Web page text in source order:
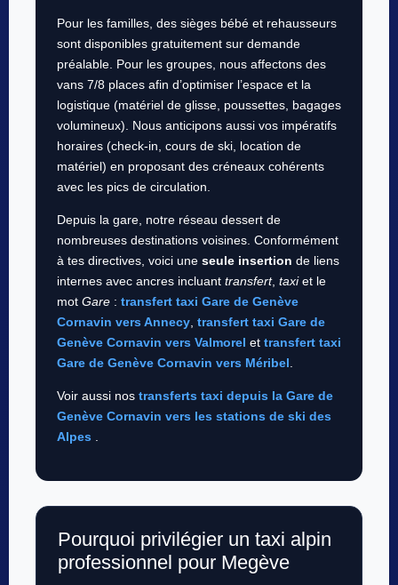
Pour les familles, des sièges bébé et rehausseurs
sont disponibles gratuitement sur demande
préalable. Pour les groupes, nous affectons des
vans 7/8 places afin d’optimiser l’espace et la
logistique (matériel de glisse, poussettes, bagages
volumineux). Nous anticipons aussi vos impératifs
horaires (check-in, cours de ski, location de
matériel) en proposant des créneaux cohérents
avec les pics de circulation.
Depuis la gare, notre réseau dessert de
nombreuses destinations voisines. Conformément
à tes directives, voici une seule insertion de liens
internes avec ancres incluant transfert, taxiet le
mot Gare : transfert taxi Gare de Genève
Cornavin vers Annecy transfert taxi Gare de
Genève Cornavin vers Valmorel et transfert taxi
Gare de Genève Cornavin vers Méribel
Voir aussi nos transferts taxi depuis la Gare de
Genève Cornavin vers les stations de ski des
Alpes
Pourquoi privilégier un taxi alpin
professionnel pour Megève